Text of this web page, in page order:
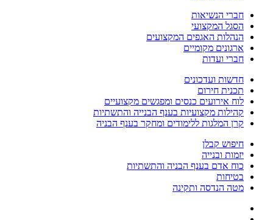
חברי הנשיאות
הסגל המקצועי
הנהלות האגפים המקצועים
ארגונים מקומיים
חברי ועדות
חדשות ועדכונים
תכנית חירום
לוח אירועים כנסים ומפגשים מקצועיים
קהילות מקצועיות בענף הבנייה והתשתיות
קרן המלגות ללימודים ומחקר בענף הבניה
חיפוש קבלן
יזמות ובנייה
כוח אדם בענף הבניה והתשתיות
בטיחות
מטה הנדסה ותקינה